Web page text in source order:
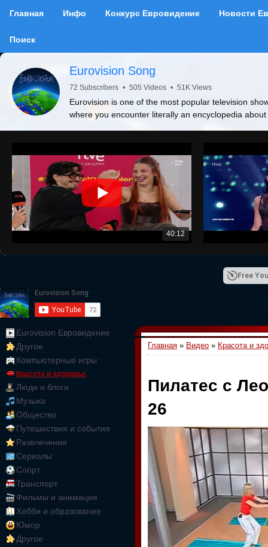
Главная Инфо Конкурс Евровидение Новости
Поиск
Eurovision Song
72 Subscribers • 505 Videos • 51K Views
Eurovision is one of the most popular television
where you encounter literally an encyclopedia
40:12
Free
Eurovision Евровидение
Другое
Компьютерные игры
Красота и здоровье
Люди и блоги
Музыка
Общество
Путешествия и события
Развлечения
Сериалы
Спорт
Транспорт
Фильмы и анимация
Хобби и образование
Юмор
Другое
Главная » Видео » Красота и
Пилатес с
26